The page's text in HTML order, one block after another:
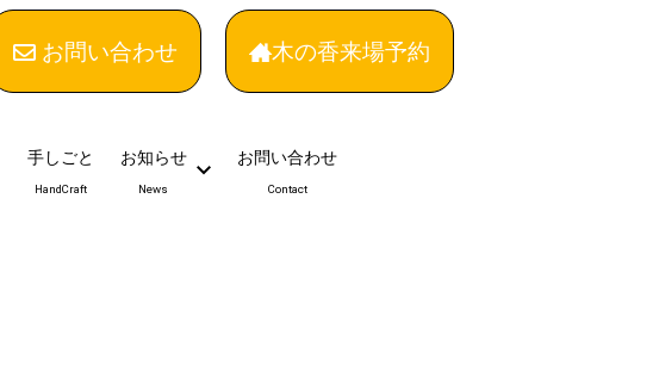
お問い合わせ 木の香来場予約
手しごと
HandCraft
お知らせ
News
お問い合わせ
Contact